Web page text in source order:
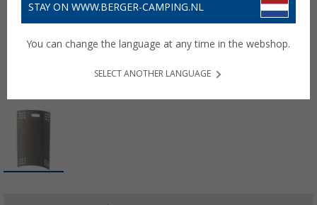
STAY ON WWW.BERGER-CAMPING.NL
You can change the language at any time in the webshop.
SELECT ANOTHER LANGUAGE